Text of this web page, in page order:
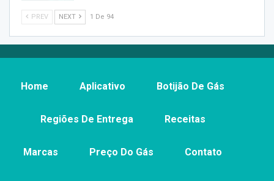
PREV NEXT 1 De 94
Home Aplicativo Botijão De Gás
Regiões De Entrega Receitas
Marcas Preço Do Gás Contato